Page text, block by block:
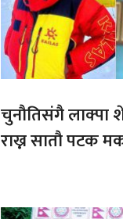
चुनौतिसंगै लाक्पा
राख्न सातौ पटक